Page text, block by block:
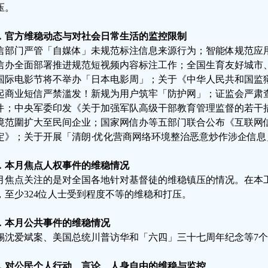
官方维稳动态与对社会日常生活的监控限制
部门严管「自媒体」未规范标注信息来源行为；智能体规范应
办全面部署推进规范短视频内容标注工作；全国生育友好城市
际电影节将不举办「日本电影周」；关于《中华人民共和国监
商业短信严禁滥发！新规为用户筑牢「防护网」；证监会严肃
；中央军委印发《关于加强军队高级干部教育管理监督的若
范圍扩大至民间企业；国家网信办等五部门联合公布《互联网
》；关于开展「清朗·优化营商网络环境整治恶意炒作涉企信
本月焦点人权事件的维稳情况
焦点关注的是对全国各地针对基督徒的维稳镇压的情况。在本
至少324位人士受到程度不等的维稳和打压。
本月公共事件的维稳情况
沈爱斌案、美国总统川普访华和「六四」三十七周年纪念等7
对公民个人行动、言论、人身自由的维稳与监控